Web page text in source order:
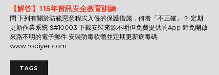
【解答】115年資訊安全教育訓練
問 下列有關於防範惡意程式入侵的保護措施，何者「不正確」？ 定期
更新作業系統 &#10003 下載安裝來源不明但免費提供的App 避免開啟
來路不明的電子郵件 安裝防毒軟體並定期更新病毒碼
www.rodiyer.com ...
TAGS